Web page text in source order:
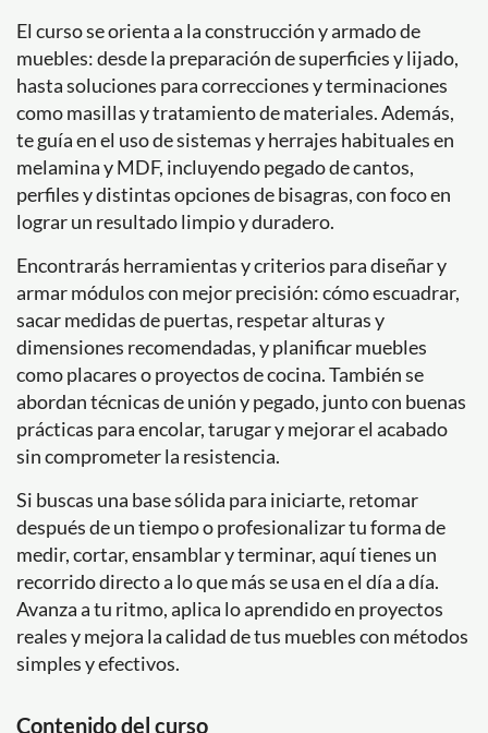
El curso se orienta a la construcción y armado de
muebles: desde la preparación de superficies y lijado,
hasta soluciones para correcciones y terminaciones
como masillas y tratamiento de materiales. Además,
te guía en el uso de sistemas y herrajes habituales en
melamina y MDF, incluyendo pegado de cantos,
perfiles y distintas opciones de bisagras, con foco en
lograr un resultado limpio y duradero.
Encontrarás herramientas y criterios para diseñar y
armar módulos con mejor precisión: cómo escuadrar,
sacar medidas de puertas, respetar alturas y
dimensiones recomendadas, y planificar muebles
como placares o proyectos de cocina. También se
abordan técnicas de unión y pegado, junto con buenas
prácticas para encolar, tarugar y mejorar el acabado
sin comprometer la resistencia.
Si buscas una base sólida para iniciarte, retomar
después de un tiempo o profesionalizar tu forma de
medir, cortar, ensamblar y terminar, aquí tienes un
recorrido directo a lo que más se usa en el día a día.
Avanza a tu ritmo, aplica lo aprendido en proyectos
reales y mejora la calidad de tus muebles con métodos
simples y efectivos.
Contenido del curso